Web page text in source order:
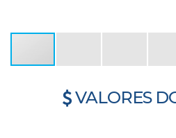
VALORES